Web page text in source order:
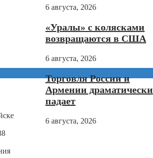
6 августа, 2026
«Уралы» с колясками
возвращаются в США
6 августа, 2026
Торговля России и
Армении драматически
падает
6 августа, 2026